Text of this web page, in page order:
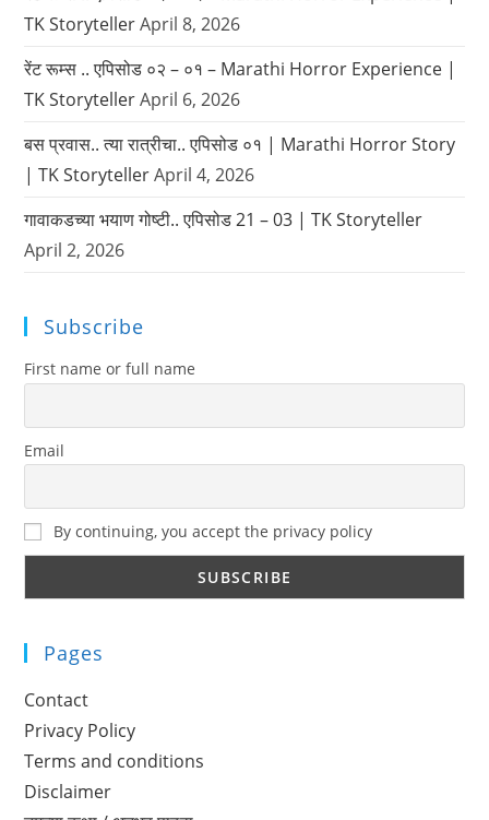
TK Storyteller April 8, 2026
रेंट रूम्स .. एपिसोड ०२ – ०१ – Marathi Horror Experience |
TK Storyteller April 6, 2026
बस प्रवास.. त्या रात्रीचा.. एपिसोड ०१ | Marathi Horror Story
| TK Storyteller April 4, 2026
गावाकडच्या भयाण गोष्टी.. एपिसोड 21 – 03 | TK Storyteller
April 2, 2026
Subscribe
First name or full name
Email
By continuing, you accept the privacy policy
Pages
Contact
Privacy Policy
Terms and conditions
Disclaimer